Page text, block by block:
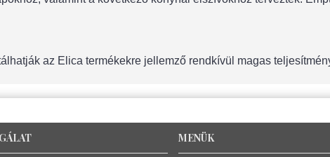
az Elica termékekre jellemző rendkívül magas
MENÜK